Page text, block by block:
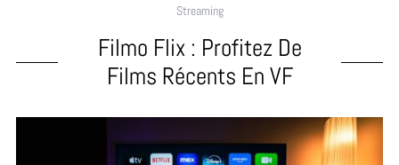
Streaming
Filmo Flix : Profitez De
Films Récents En VF